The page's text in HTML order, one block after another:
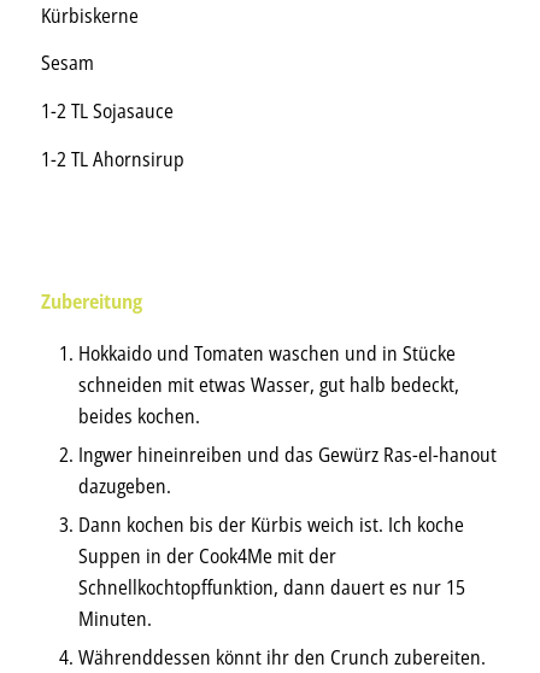
Kürbiskerne
Sesam
1-2 TL Sojasauce
1-2 TL Ahornsirup
Zubereitung
Hokkaido und Tomaten waschen und in Stücke
schneiden mit etwas Wasser, gut halb bedeckt,
beides kochen.
Ingwer hineinreiben und das Gewürz Ras-el-hanout
dazugeben.
Dann kochen bis der Kürbis weich ist. Ich koche
Suppen in der Cook4Me mit der
Schnellkochtopffunktion, dann dauert es nur 15
Minuten.
Währenddessen könnt ihr den Crunch zubereiten.